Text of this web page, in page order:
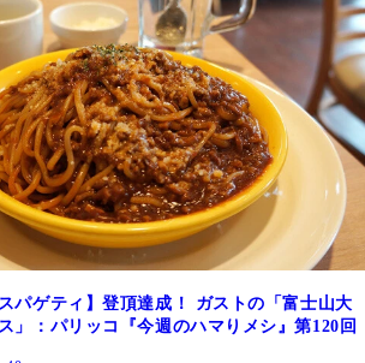
パゲティ】登頂達成！ ガストの「富士山大
」：パリッコ『今週のハマりメシ』第120回